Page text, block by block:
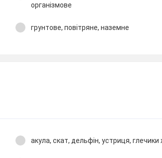
організмове
грунтове, повітряне, наземне
акула, скат, дельфін, устриця, глечики